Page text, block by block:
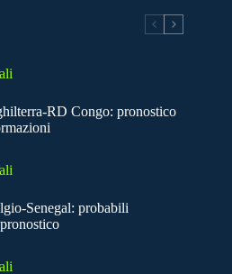
RD Congo: pronostico
Senegal: probabili